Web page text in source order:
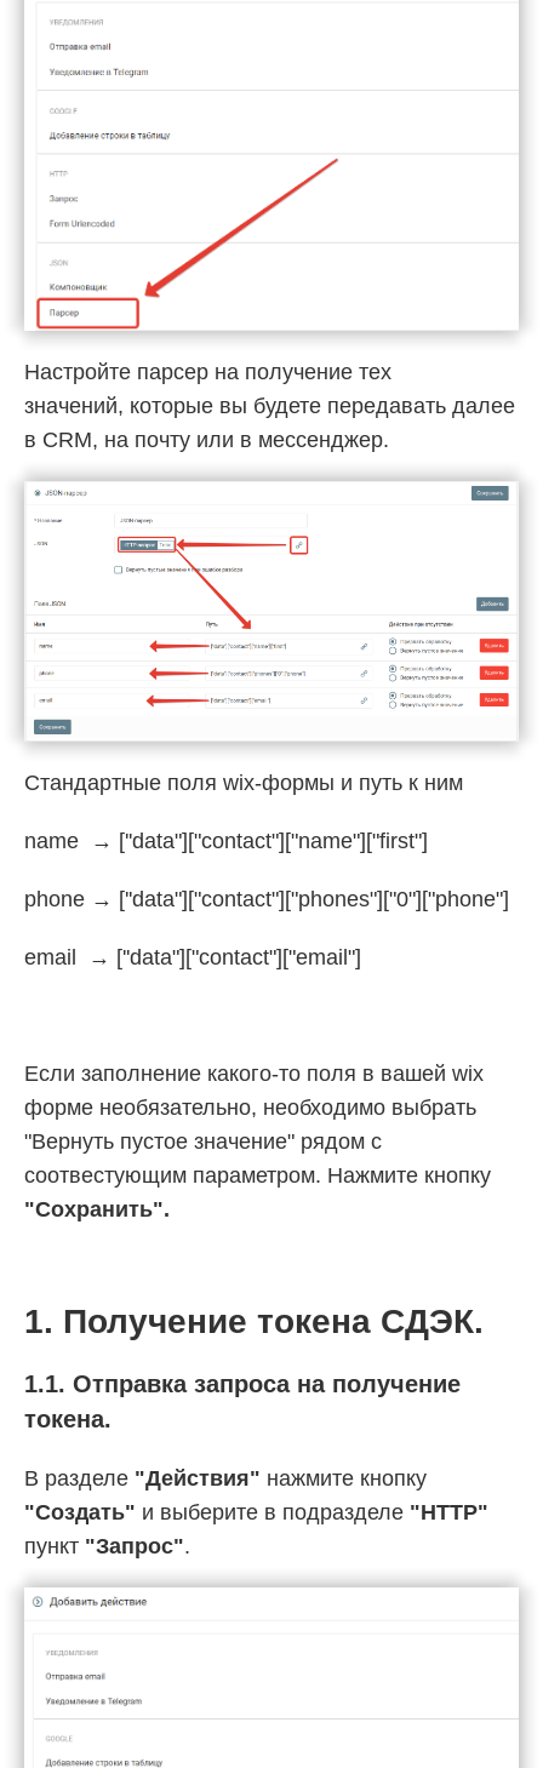
Настройте парсер на получение тех
значений, которые вы будете передавать далее
в CRM, на почту или в мессенджер.
Стандартные поля wix-формы и путь к ним
name → [''data"]["contact"]["name"]["first"]
phone → [''data"]["contact"]["phones"]["0"]["phone"]
email → [''data"]["contact"]["email"]
Если заполнение какого-то поля в вашей wix
форме необязательно, необходимо выбрать
"Вернуть пустое значение" рядом с
соотвестующим параметром. Нажмите кнопку
"Сохранить".
1. Получение токена СДЭК.
1.1. Отправка запроса на получение
токена.
В разделе "Действия" нажмите кнопку
"Создать" и выберите в подразделе "HTTP"
пункт "Запрос".